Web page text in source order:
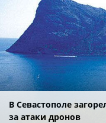
В Севастополе
за атаки дронов